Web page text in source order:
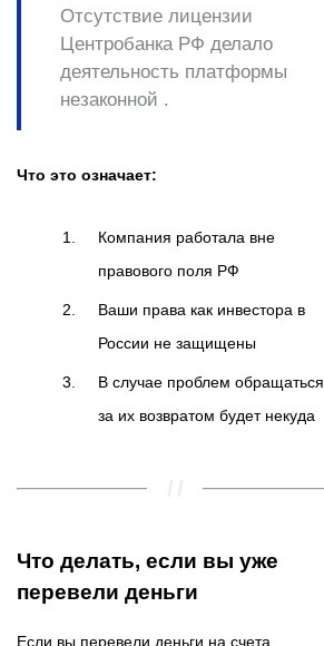
Отсутствие лицензии
Центробанка РФ делало
деятельность платформы
незаконной .
Что это означает:
Компания работала вне
правового поля РФ
Ваши права как инвестора в
России не защищены
В случае проблем обращаться
за их возвратом будет некуда
Что делать, если вы уже
перевели деньги
Если вы перевели деньги на счета,